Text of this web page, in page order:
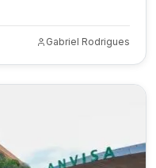
Gabriel Rodrigues